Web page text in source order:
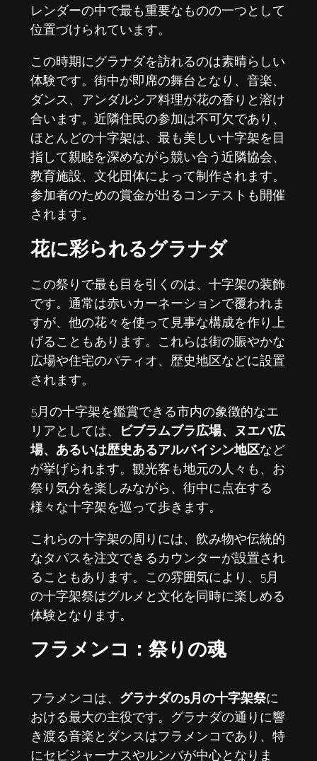
レンダーの中で最も重要なものの一つとして
位置づけられています。
この時期にグラナダを訪れるのは素晴らしい
体験です。街中が即席の舞台となり、音楽、
ダンス、アンダルシア料理が花の香りと溶け
合います。近隣住民の参加は不可欠であり、
ほとんどの十字架は、最も美しい十字架を目
指して親睦を深めながら競い合う近隣協会、
教育施設、文化団体によって制作されます。
参加者のための賞金が出るコンテストも開催
されます。
花に彩られるグラナダ
この祭りで最も目を引くのは、十字架の装飾
です。通常は赤いカーネーションで覆われま
すが、他の花々を使って見事な構成を作り上
げることもあります。これらは街の賑やかな
広場や住宅のパティオ、歴史地区などに設置
されます。
5月の十字架を鑑賞できる市内の象徴的なエ
リアとしては、
ビブラムブラ広場、ヌエバ広
場、あるいは歴史あるアルバイシン地区など
が挙げられます。観光客も地元の人々も、お
祭り気分を楽しみながら、街中に点在する
様々な十字架を巡って歩きます。
これらの十字架の周りには、飲み物や伝統的
なタパスを注文できるカウンターが設置され
ることもあります。この雰囲気により、5月
の十字架祭はグルメと文化を同時に楽しめる
体験となります。
フラメンコ：祭りの魂
フラメンコは、 グラナダの5月の十字架祭に
おける最大の主役です。グラナダの通りに響
き渡る音楽とダンスはフラメンコであり、特
にセビジャーナスやルンバが中心となりま